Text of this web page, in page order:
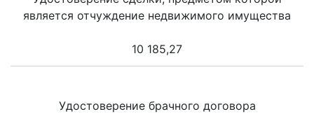
является отчуждение недвижимого имущества
10 185,27
Удостоверение брачного договора